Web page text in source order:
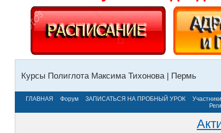
Курсы Полиглота Максима Тихонова | Пермь
ГЛАВНАЯ Форум ЗАПИСАТЬСЯ НА ПРОБНЫЙ УРОК
Участники